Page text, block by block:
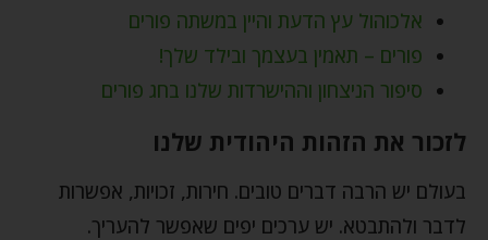
אלכוהול עץ הדעת והיין במשתה פורים
פורים – תאמין בעצמך ובילד שלך!
סיפור הניצחון וההישרדות שלנו בחג פורים
לזכור את הזהות היהודית שלנו
בעולם יש הרבה דברים טובים. חירות, זכויות, אפשרות
לדבר ולהתבטא. יש ערכים יפים שאפשר להעריך.